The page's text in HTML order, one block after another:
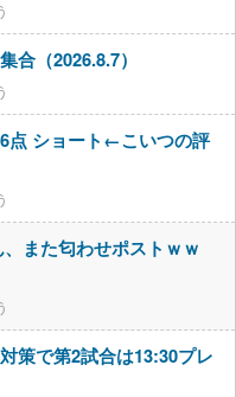
合（2026.8.7）
点 ショート←こいつの評
また匂わせポストｗｗ
策で第2試合は13:30プレ